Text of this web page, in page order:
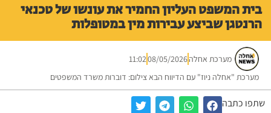
בית המשפט העליון החמיר את עונשו של טכנאי
הרנטגן שביצע עבירות מין במטופלות
מערכת אחלה08/05/2026
11:02
מערכת "אחלה ניוז" עם הדיווח הבא צילום: דוברות משרד המשפטים
שתפו כתבה